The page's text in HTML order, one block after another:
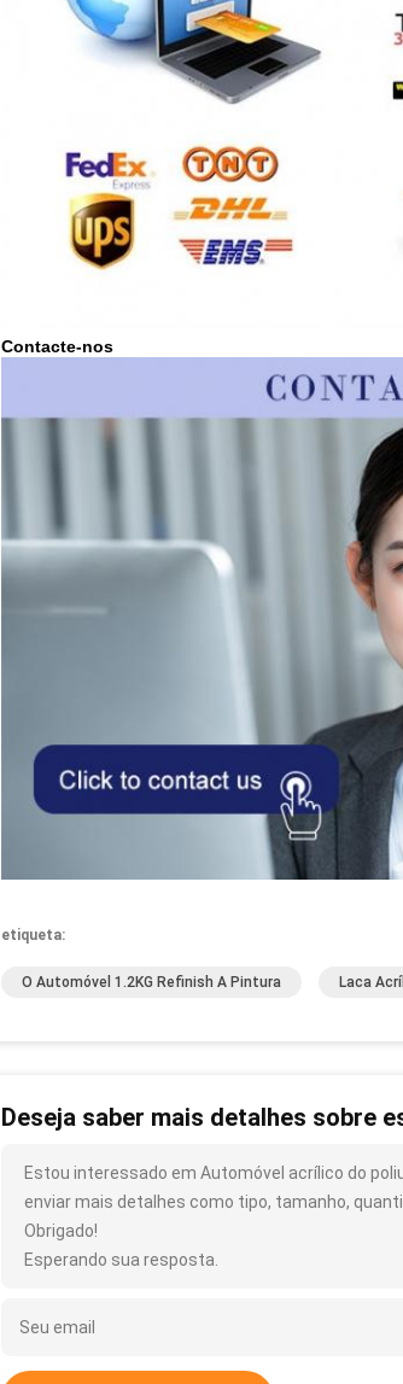
Contacte-nos
etiqueta:
O Automóvel 1.2KG Refinish A Pintura Laca
Deseja saber mais detalhes sobre
Estou interessado em Automóvel acrílico do
enviar mais detalhes como tipo, tamanho,
Obrigado!
Esperando sua resposta.